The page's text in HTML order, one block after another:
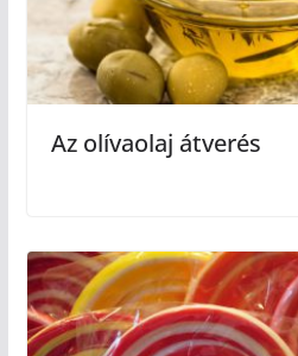
Az olívaolaj átverés